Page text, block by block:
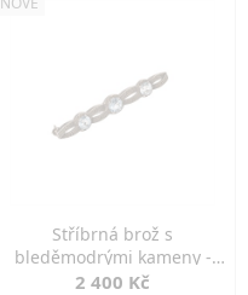
Stříbrná brož s
bleděmodrými kameny -
jemná elegance
2 400 Kč